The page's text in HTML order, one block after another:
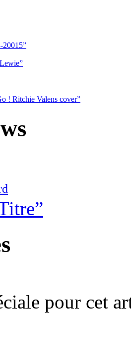
20015”
! Ritchie Valens cover”
pour cet